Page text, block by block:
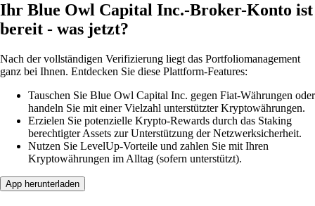
Ihr Blue Owl Capital Inc.-Broker-Konto ist
bereit - was jetzt?
Nach der vollständigen Verifizierung liegt das Portfoliomanagement
ganz bei Ihnen. Entdecken Sie diese Plattform-Features:
Tauschen Sie Blue Owl Capital Inc. gegen Fiat-Währungen oder
handeln Sie mit einer Vielzahl unterstützter Kryptowährungen.
Erzielen Sie potenzielle Krypto-Rewards durch das Staking
berechtigter Assets zur Unterstützung der Netzwerksicherheit.
Nutzen Sie LevelUp-Vorteile und zahlen Sie mit Ihren
Kryptowährungen im Alltag (sofern unterstützt).
App herunterladen